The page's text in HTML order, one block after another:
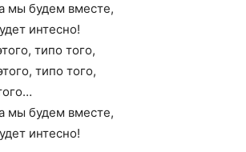
мы будем вместе,
интесно!
типо того,
типо того,
мы будем вместе,
интесно!